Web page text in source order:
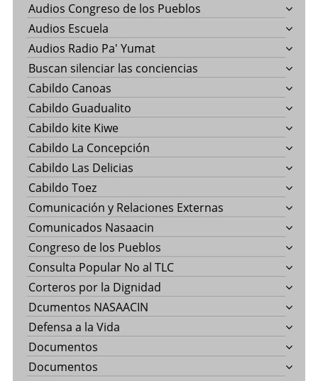
Audios Congreso de los Pueblos
Audios Escuela
Audios Radio Pa' Yumat
Buscan silenciar las conciencias
Cabildo Canoas
Cabildo Guadualito
Cabildo kite Kiwe
Cabildo La Concepción
Cabildo Las Delicias
Cabildo Toez
Comunicación y Relaciones Externas
Comunicados Nasaacin
Congreso de los Pueblos
Consulta Popular No al TLC
Corteros por la Dignidad
Dcumentos NASAACIN
Defensa a la Vida
Documentos
Documentos